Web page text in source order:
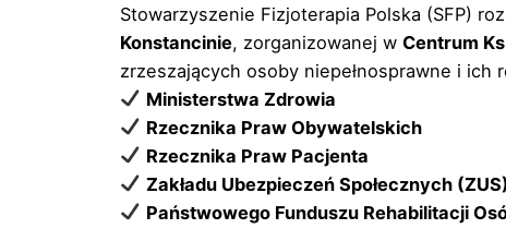
Stowarzyszenie Fizjoterapia Polska (SFP)
Konstancinie, zorganizowanej wCentrum
zrzeszających osoby niepełnosprawne i
Ministerstwa Zdrowia
Rzecznika Praw Obywatelskich
Rzecznika Praw Pacjenta
Zakładu Ubezpieczeń Społecznych
Państwowego Funduszu Rehabilitacji